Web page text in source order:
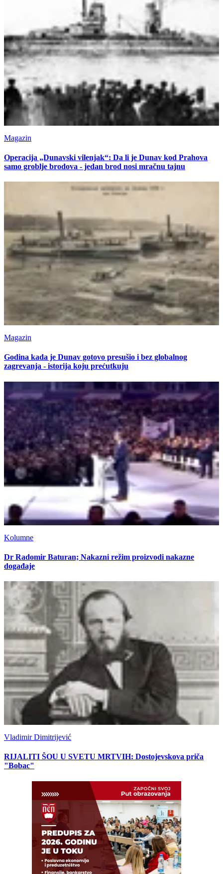
Magazin
Operacija „Dunavski vilenjak“: Da li je Dunav kod Prahova
samo groblje brodova - jedan brod nosi mračnu tajnu
Magazin
Godina kada je Dunav gotovo presušio i bez globalnog
zagrevanja - istorija koju prećutkuju
Kolumne
Dr Radomir Baturan; Nakazni režim proizvodi nakazne
događaje
Vladimir Dimitrijević
RIJALITI ŠOU U SVETU MRTVIH: Dostojevskova priča
"Bobac"